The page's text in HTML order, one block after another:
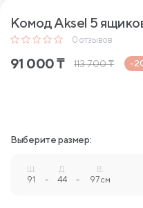
Комод Aksel 5
0 отзывов
91 000₸ 113 700₸ -
Выберите размер:
Ш.
91 -
Д.
44 -
В.
97 см